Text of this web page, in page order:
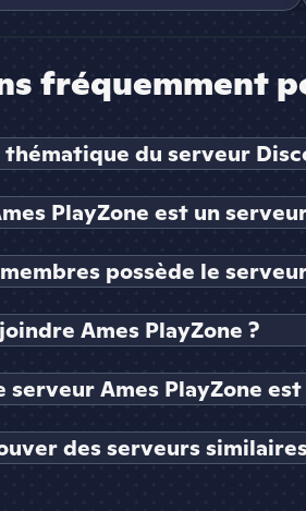
fréquemment
du serveur
PlayZone est un
possède le
Ames PlayZone ?
serveur Ames PlayZone
des serveurs